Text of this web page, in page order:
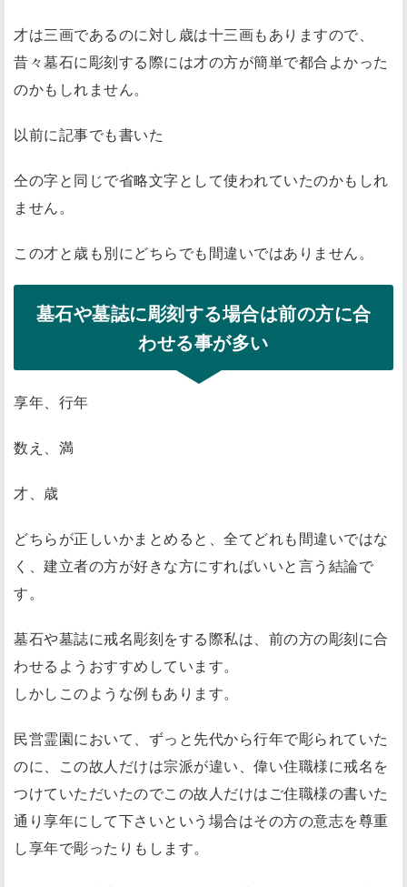
才は三画であるのに対し歳は十三画もありますので、
昔々墓石に彫刻する際には才の方が簡単で都合よかった
のかもしれません。
以前に記事でも書いた
仝の字と同じで省略文字として使われていたのかもしれ
ません。
この才と歳も別にどちらでも間違いではありません。
墓石や墓誌に彫刻する場合は前の方に合
わせる事が多い
享年、行年
数え、満
才、歳
どちらが正しいかまとめると、全てどれも間違いではな
く、建立者の方が好きな方にすればいいと言う結論で
す。
墓石や墓誌に戒名彫刻をする際私は、前の方の彫刻に合
わせるようおすすめしています。
しかしこのような例もあります。
民営霊園において、ずっと先代から行年で彫られていた
のに、この故人だけは宗派が違い、偉い住職様に戒名を
つけていただいたのでこの故人だけはご住職様の書いた
通り享年にして下さいという場合はその方の意志を尊重
し享年で彫ったりもします。